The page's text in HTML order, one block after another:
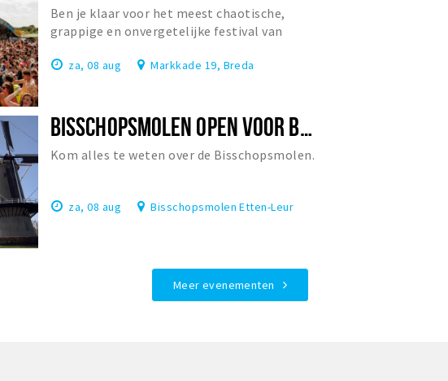
Ben je klaar voor het meest chaotische,
grappige en onvergetelijke festival van
za, 08 aug Markkade 19, Breda
Kom alles te weten over de Bisschopsmolen.
za, 08 aug Bisschopsmolen Etten-Leur
Meer evenementen